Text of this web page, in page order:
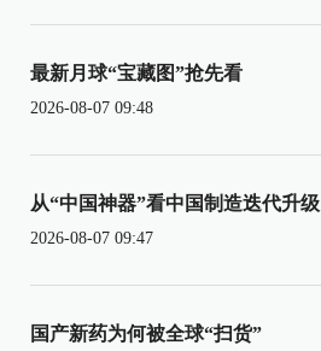
最新月球“宝藏图”抢先看
2026-08-07 09:48
从“中国神器”看中国制造迭代升级
2026-08-07 09:47
国产新药为何被全球“扫货”